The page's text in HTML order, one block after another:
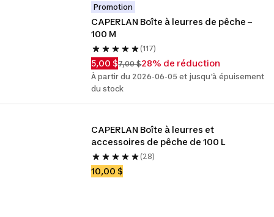
Promotion
CAPERLAN Boîte à leurres de pêche –
100 M
(117)
5,00 $7,00 $28% de réduction
À partir du 2026-06-05 et jusqu'à épuisement
du stock
CAPERLAN Boîte à leurres et
accessoires de pêche de 100 L
(28)
10,00 $